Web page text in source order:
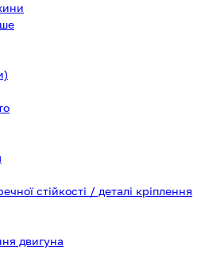
стійкості / деталі кріплення
двигуна